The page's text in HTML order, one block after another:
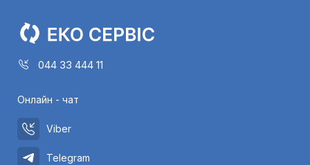
044 33 444 11
Онлайн - чат
Viber
Telegram